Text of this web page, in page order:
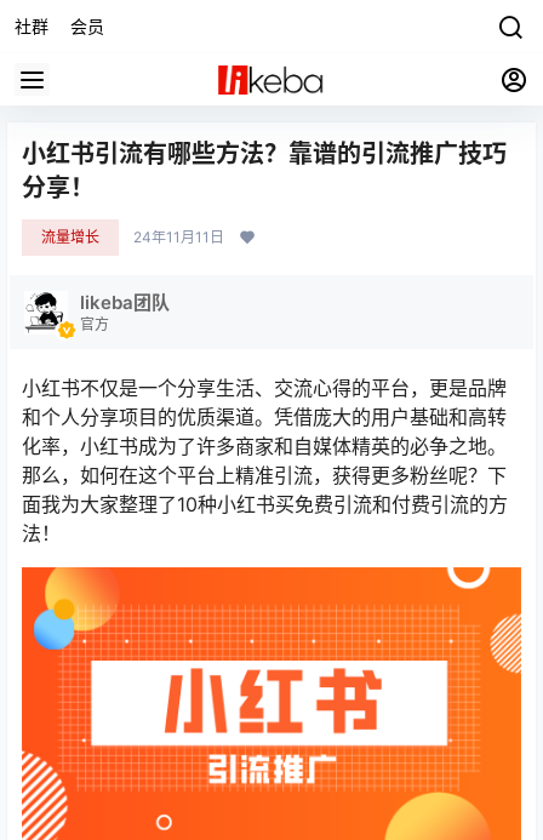
社群 会员
小红书引流有哪些方法？靠谱的引流推广技巧
分享！
流量增长 24年11月11日
likeba团队
官方
小红书不仅是一个分享生活、交流心得的平台，更是品牌
和个人分享项目的优质渠道。凭借庞大的用户基础和高转
化率，小红书成为了许多商家和自媒体精英的必争之地。
那么，如何在这个平台上精准引流，获得更多粉丝呢？下
面我为大家整理了10种小红书买免费引流和付费引流的方
法！